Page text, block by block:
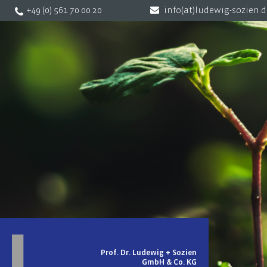
Prof. Dr. Ludewig + Sozien
GmbH & Co. KG
+49 (0) 561 70 00 20 info(at)ludewig-